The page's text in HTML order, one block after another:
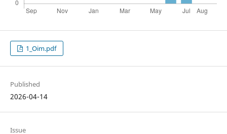
1_Oim.pdf
Published
2026-04-14
Issue